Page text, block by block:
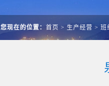
您现在的位置： 首页 > 生产经营 > 班